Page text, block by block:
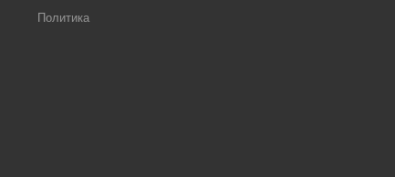
Политика